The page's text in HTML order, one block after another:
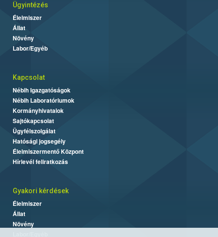
Ügyintézés
Élelmiszer
Állat
Növény
Labor/Egyéb
Kapcsolat
Nébih Igazgatóságok
Nébih Laboratóriumok
Kormányhivatalok
Sajtókapcsolat
Ügyfélszolgálat
Hatósági jogsegély
Élelmiszermentő Központ
Hírlevél feliratkozás
Gyakori kérdések
Élelmiszer
Állat
Növény